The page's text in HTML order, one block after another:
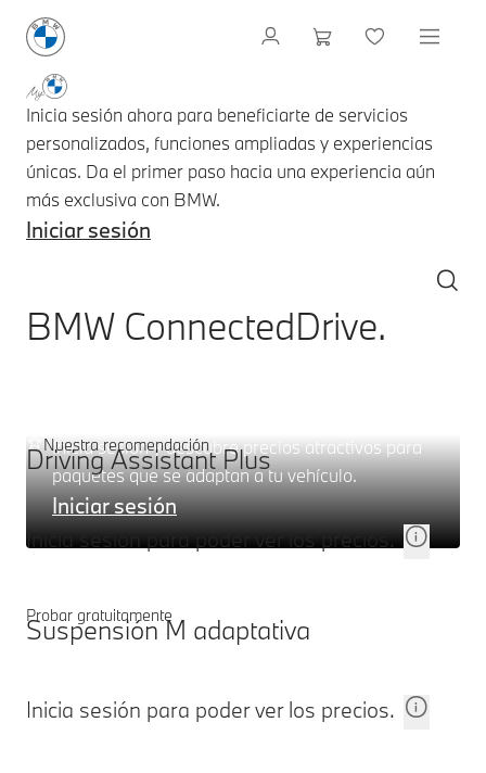
Inicia sesión ahora para beneficiarte de servicios
personalizados, funciones ampliadas y experiencias
únicas. Da el primer paso hacia una experiencia aún
más exclusiva con BMW.
Iniciar sesión
BMW ConnectedDrive.
Inicia sesión y descubre precios atractivos para
paquetes que se adaptan a tu vehículo.
Iniciar sesión
Nuestra recomendación
Driving Assistant Plus
Inicia sesión para poder ver los precios.
Probar gratuitamente
Suspensión M adaptativa
Inicia sesión para poder ver los precios.